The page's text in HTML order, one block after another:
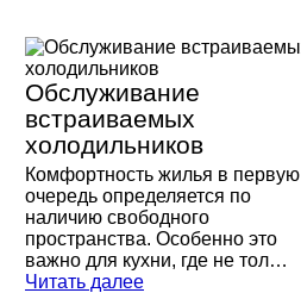
Обслуживание
встраиваемых
холодильников
Комфортность жилья в первую
очередь определяется по
наличию свободного
пространства. Особенно это
важно для кухни, где не тол…
Читать далее